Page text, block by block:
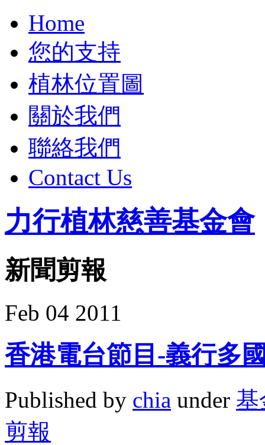
Home
您的支持
植林位置圖
關於我們
聯絡我們
Contact Us
力行植林慈善基金會
新聞剪報
Feb 04 2011
香港電台節目-義行多
Published by chia under 基
剪報